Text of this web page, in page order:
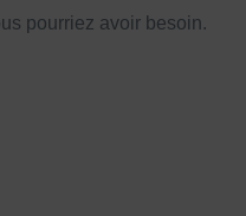
pourriez avoir besoin.